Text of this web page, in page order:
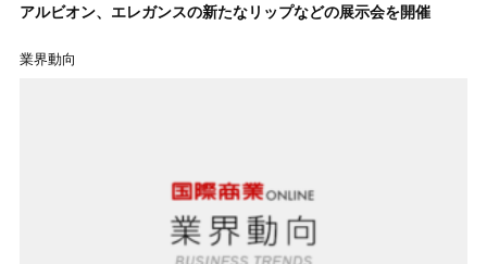
アルビオン、エレガンスの新たなリップなどの展示会を開催
業界動向